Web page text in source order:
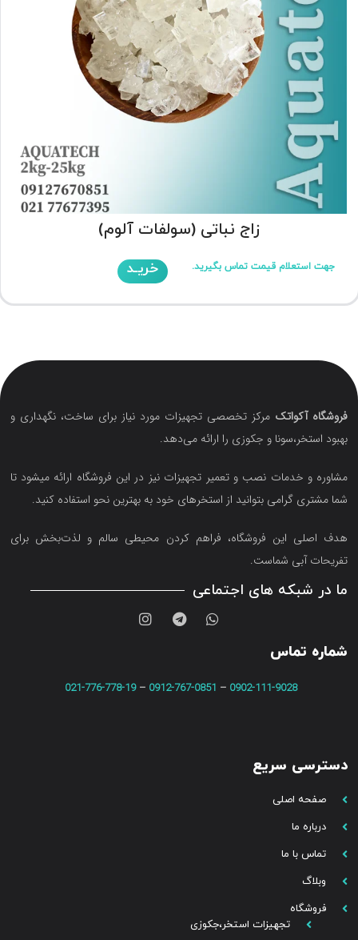
زاج نباتی (سولفات آلوم)
جهت استعلام قیمت تماس بگیرید. خریـد
فروشگاه آکواتک مرکز تخصصی تجهیزات مورد نیاز برای ساخت، نگهداری و
بهبود استخر،سونا و جکوزی را ارائه می‌دهد.
مشاوره و خدمات نصب و تعمیر تجهیزات نیز در این فروشگاه ارائه میشود تا
شما مشتری گرامی بتوانید از استخرهای خود به بهترین نحو استفاده کنید.
هدف اصلی این فروشگاه‌، فراهم کردن محیطی سالم و لذت‌بخش برای
تفریحات آبی شماست.
ما در شبکه های اجتماعی
شماره تماس
0902-111-9028
–
0912-767-0851
–
021-776-778-19
دسترسی سریع
صفحه اصلی
درباره ما
تماس با ما
وبلاگ
فروشگاه
تجهیزات استخر،جکوزی